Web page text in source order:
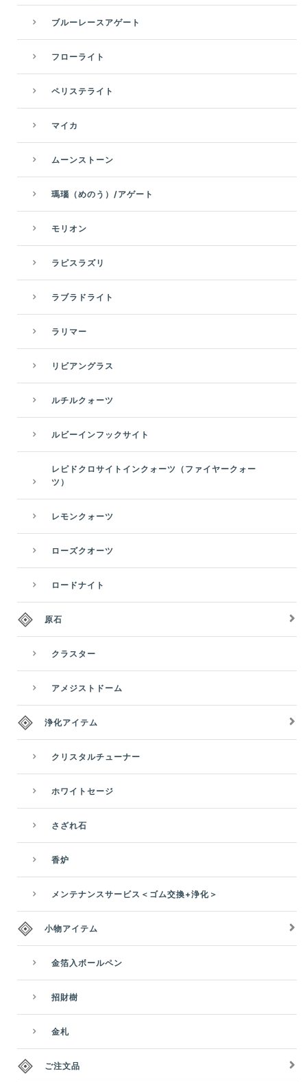
ブルーレースアゲート
フローライト
ペリステライト
マイカ
ムーンストーン
瑪瑙（めのう）/アゲート
モリオン
ラピスラズリ
ラブラドライト
ラリマー
リビアングラス
ルチルクォーツ
ルビーインフックサイト
レピドクロサイトインクォーツ（ファイヤークォー
ツ）
レモンクォーツ
ローズクオーツ
ロードナイト
原石
クラスター
アメジストドーム
浄化アイテム
クリスタルチューナー
ホワイトセージ
さざれ石
香炉
メンテナンスサービス＜ゴム交換+浄化＞
小物アイテム
金箔入ボールペン
招財樹
金札
ご注文品